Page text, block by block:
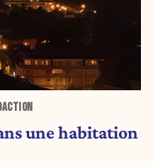
une habitation